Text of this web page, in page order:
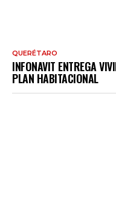
QUERÉTARO
INFONAVIT ENTREGA
PLAN HABITACIONAL